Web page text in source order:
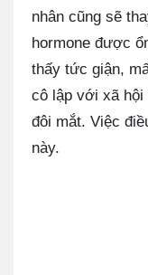
nhân cũng sẽ
hormone được
thấy tức giận,
cô lập với xã
đôi mắt. Việc
này.